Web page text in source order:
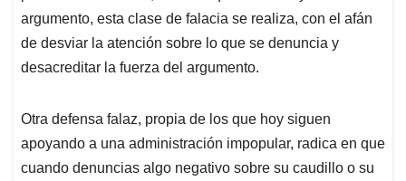
argumento, esta clase de falacia se realiza, con el afán
de desviar la atención sobre lo que se denuncia y
desacreditar la fuerza del argumento.
Otra defensa falaz, propia de los que hoy siguen
apoyando a una administración impopular, radica en que
cuando denuncias algo negativo sobre su caudillo o su